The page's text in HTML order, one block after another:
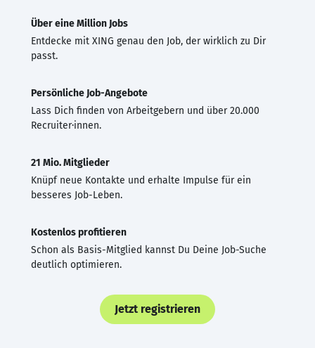
Über eine Million Jobs
Entdecke mit XING genau den Job, der wirklich zu Dir
passt.
Persönliche Job-Angebote
Lass Dich finden von Arbeitgebern und über 20.000
Recruiter·innen.
21 Mio. Mitglieder
Knüpf neue Kontakte und erhalte Impulse für ein
besseres Job-Leben.
Kostenlos profitieren
Schon als Basis-Mitglied kannst Du Deine Job-Suche
deutlich optimieren.
Jetzt registrieren